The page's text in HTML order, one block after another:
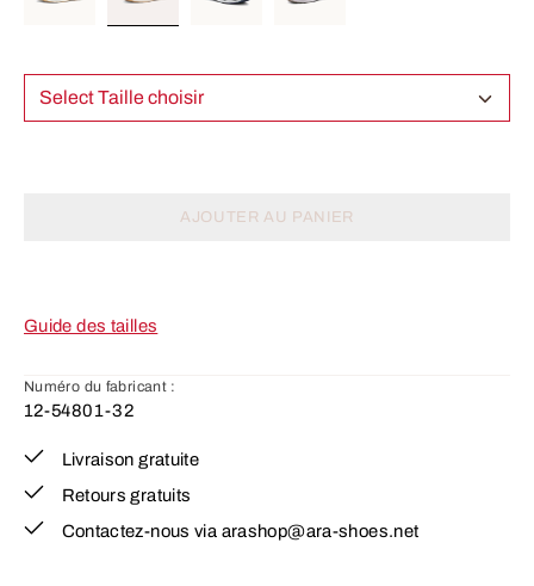
Select Taille choisir
AJOUTER AU PANIER
Guide des tailles
Numéro du fabricant :
12-54801-32
Livraison gratuite
Retours gratuits
Contactez-nous via arashop@ara-shoes.net